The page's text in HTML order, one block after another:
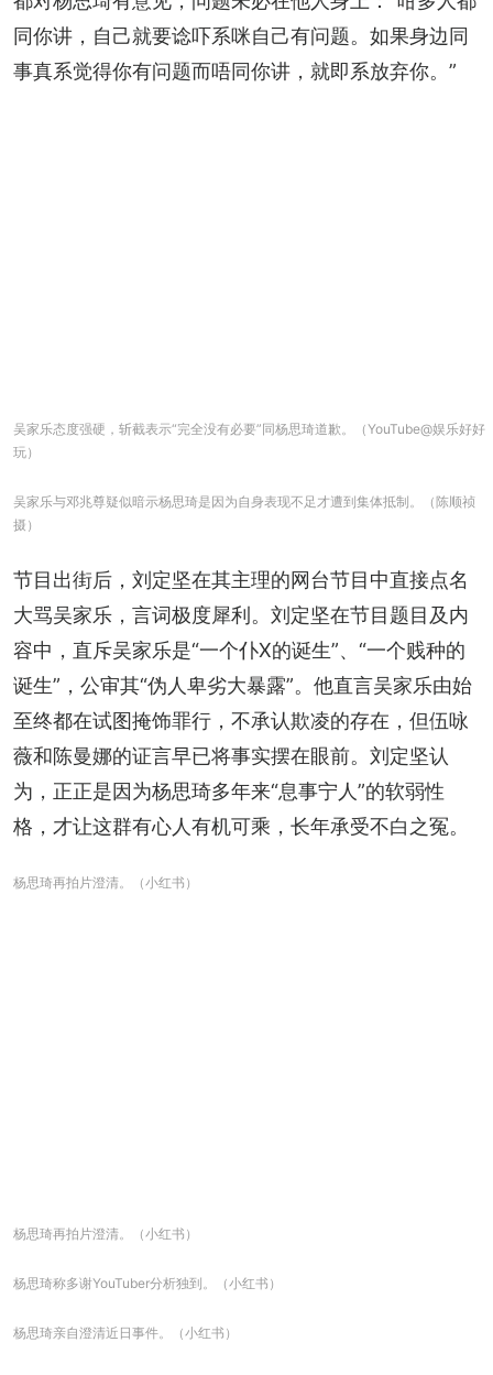
同你讲，自己就要谂吓系咪自己有问题。如果身边同
事真系觉得你有问题而唔同你讲，就即系放弃你。”
吴家乐态度强硬，斩截表示“完全没有必要”同杨思琦道歉。（YouTube@娱乐好好
玩）
吴家乐与邓兆尊疑似暗示杨思琦是因为自身表现不足才遭到集体抵制。（陈顺祯
摄）
节目出街后，刘定坚在其主理的网台节目中直接点名
大骂吴家乐，言词极度犀利。刘定坚在节目题目及内
容中，直斥吴家乐是“一个仆X的诞生”、“一个贱种的
诞生”，公审其“伪人卑劣大暴露”。他直言吴家乐由始
至终都在试图掩饰罪行，不承认欺凌的存在，但伍咏
薇和陈曼娜的证言早已将事实摆在眼前。刘定坚认
为，正正是因为杨思琦多年来“息事宁人”的软弱性
格，才让这群有心人有机可乘，长年承受不白之冤。
杨思琦再拍片澄清。（小红书）
杨思琦再拍片澄清。（小红书）
杨思琦称多谢YouTuber分析独到。（小红书）
杨思琦亲自澄清近日事件。（小红书）